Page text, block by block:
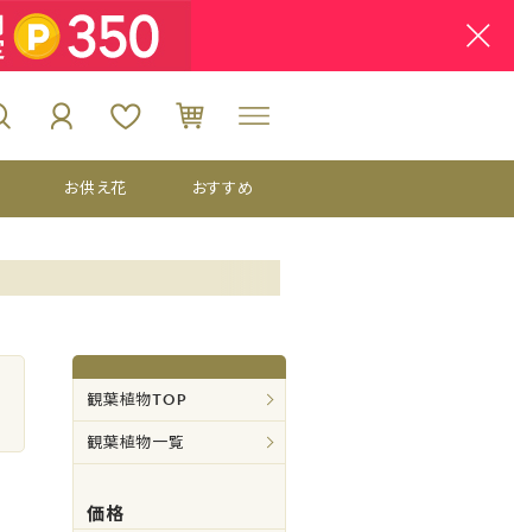
お供え花 おすすめ
観葉植物TOP
観葉植物一覧
価格